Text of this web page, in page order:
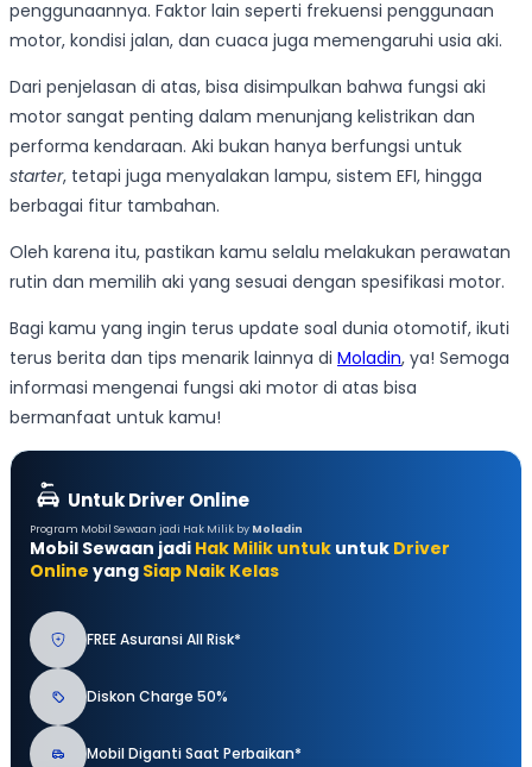
penggunaannya. Faktor lain seperti frekuensi penggunaan
motor, kondisi jalan, dan cuaca juga memengaruhi usia aki.
Dari penjelasan di atas, bisa disimpulkan bahwa fungsi aki
motor sangat penting dalam menunjang kelistrikan dan
performa kendaraan. Aki bukan hanya berfungsi untuk
starter, tetapi juga menyalakan lampu, sistem EFI, hingga
berbagai fitur tambahan.
Oleh karena itu, pastikan kamu selalu melakukan perawatan
rutin dan memilih aki yang sesuai dengan spesifikasi motor.
Bagi kamu yang ingin terus update soal dunia otomotif, ikuti
terus berita dan tips menarik lainnya di Moladin, ya! Semoga
informasi mengenai fungsi aki motor di atas bisa
bermanfaat untuk kamu!
Untuk Driver Online
Program Mobil Sewaan jadi Hak Milik by Moladin
Mobil Sewaan jadi Hak Milik untuk untuk Driver
Online yang Siap Naik Kelas
FREE Asuransi All Risk*
Diskon Charge 50%
Mobil Diganti Saat Perbaikan*